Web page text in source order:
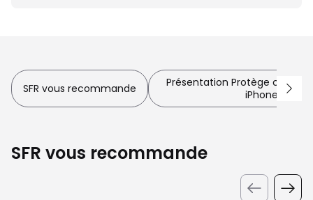
SFR vous recommande
Présentation Protège caméra
iPhone 16e/
SFR vous recommande